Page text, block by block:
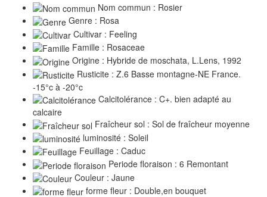
Nom commun : Rosier
Genre : Rosa
Cultivar : Feeling
Famille : Rosaceae
Origine : Hybride de moschata, L.Lens, 1992
Rusticite : Z.6 Basse montagne-NE France.
-15°c à -20°c
Calcitolérance : C+. bien adapté au
calcaire
Fraîcheur sol : Sol de fraîcheur moyenne
luminosité : Soleil
Feuillage : Caduc
Periode floraison : 6 Remontant
Couleur : Jaune
forme fleur : Double,en bouquet